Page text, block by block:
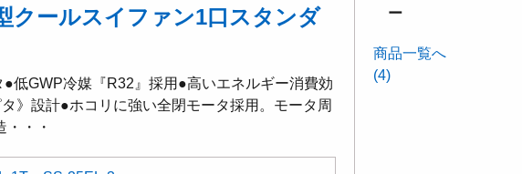
クールスイファン1口スタンダ
低GWP冷媒『R32』採用●高いエネルギー消費効
》設計●ホコリに強い全閉モータ採用。モータ周
・・
ー
商品一覧へ
(4)